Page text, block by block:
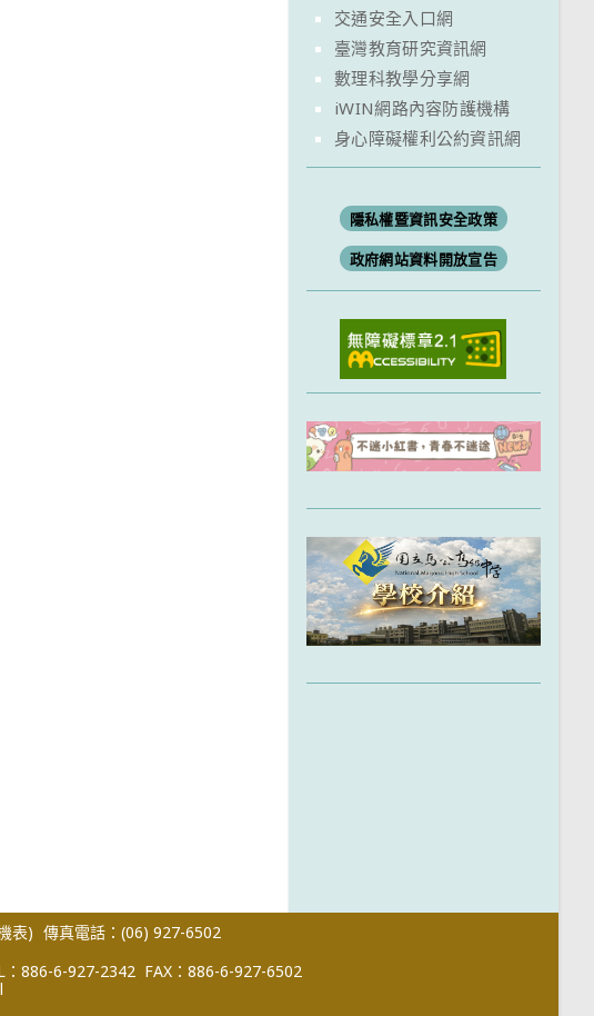
交通安全入口網
臺灣教育研究資訊網
數理科教學分享網
iWIN網路內容防護機構
身心障礙權利公約資訊網
隱私權暨資訊安全政策
政府網站資料開放宣告
表) 傳真電話：(06) 927-6502
：886-6-927-2342 FAX：886-6-927-6502